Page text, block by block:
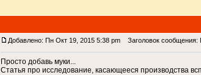
Добавлено: Пн Окт 19, 2015 5:38 pm Заголовок сообщения:
Просто добавь муки...
Статья про исследование, касающееся производства